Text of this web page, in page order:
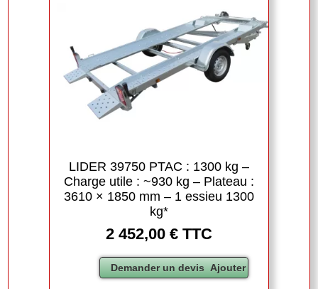
LIDER 39750 PTAC : 1300 kg –
Charge utile : ~930 kg – Plateau :
3610 × 1850 mm – 1 essieu 1300
kg*
2 452,00 € TTC